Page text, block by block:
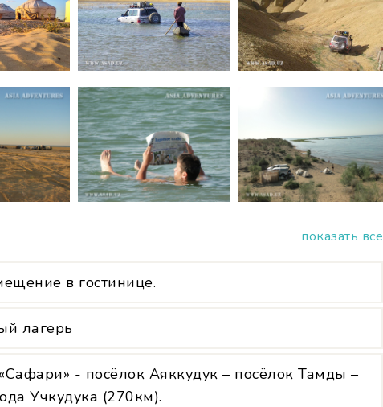
показать все
в гостинице.
лагерь
- посёлок Аяккудук – посёлок Тамды –
Учкудука (270км).